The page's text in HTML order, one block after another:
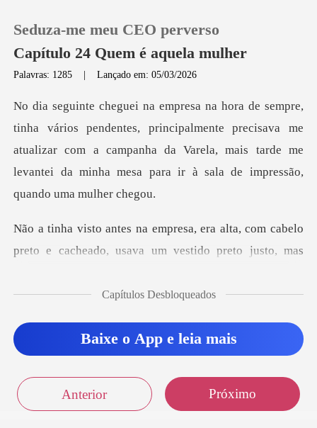
0
Sair
Seduza-me meu CEO perverso
Capítulo 24 Quem é aquela mulher
Palavras: 1285 |Lançado em: 05/03/2026
principalmente precisava me
atualizar com a campanha da Varela, mais tarde m
a alta, com cabelo
preto e cacheado, u
Capítulos Desbloqueados
Baixe o App e leia mais
Anterior Próximo